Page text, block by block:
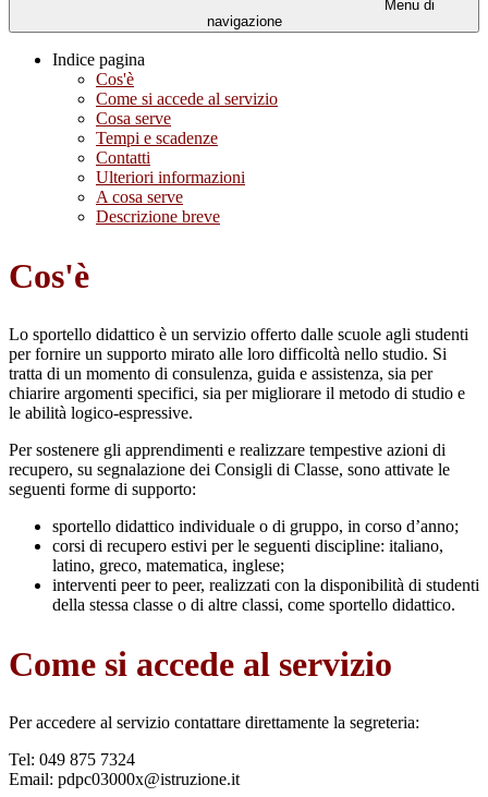
Menu di
navigazione
Indice pagina
Cos'è
Come si accede al servizio
Cosa serve
Tempi e scadenze
Contatti
Ulteriori informazioni
A cosa serve
Descrizione breve
Cos'è
Lo sportello didattico è un servizio offerto dalle scuole agli studenti
per fornire un supporto mirato alle loro difficoltà nello studio. Si
tratta di un momento di consulenza, guida e assistenza, sia per
chiarire argomenti specifici, sia per migliorare il metodo di studio e
le abilità logico-espressive.
Per sostenere gli apprendimenti e realizzare tempestive azioni di
recupero, su segnalazione dei Consigli di Classe, sono attivate le
seguenti forme di supporto:
sportello didattico individuale o di gruppo, in corso d’anno;
corsi di recupero estivi per le seguenti discipline: italiano,
latino, greco, matematica, inglese;
interventi peer to peer, realizzati con la disponibilità di studenti
della stessa classe o di altre classi, come sportello didattico.
Come si accede al servizio
Per accedere al servizio contattare direttamente la segreteria:
Tel: 049 875 7324
Email: pdpc03000x@istruzione.it